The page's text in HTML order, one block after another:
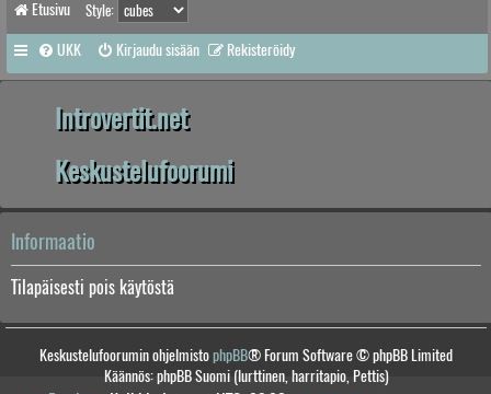
Etusivu Style:
UKK Kirjaudu sisään Rekisteröidy
Introvertit.net
Keskustelufoorumi
Informaatio
Tilapäisesti pois käytöstä
Keskustelufoorumin ohjelmistophpBB® Forum Software © phpBB Limited
Käännös: phpBB Suomi (lurttinen, harritapio, Pettis)